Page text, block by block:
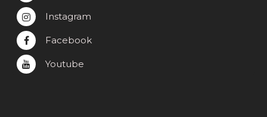
Instagram
Facebook
Youtube